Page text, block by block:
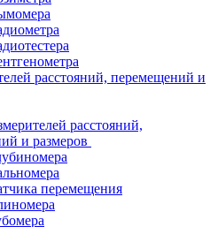
расстояний, перемещений и
расстояний,
и размеров
перемещения